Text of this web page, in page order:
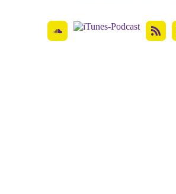
SoundCloud
ITunes-
Rss